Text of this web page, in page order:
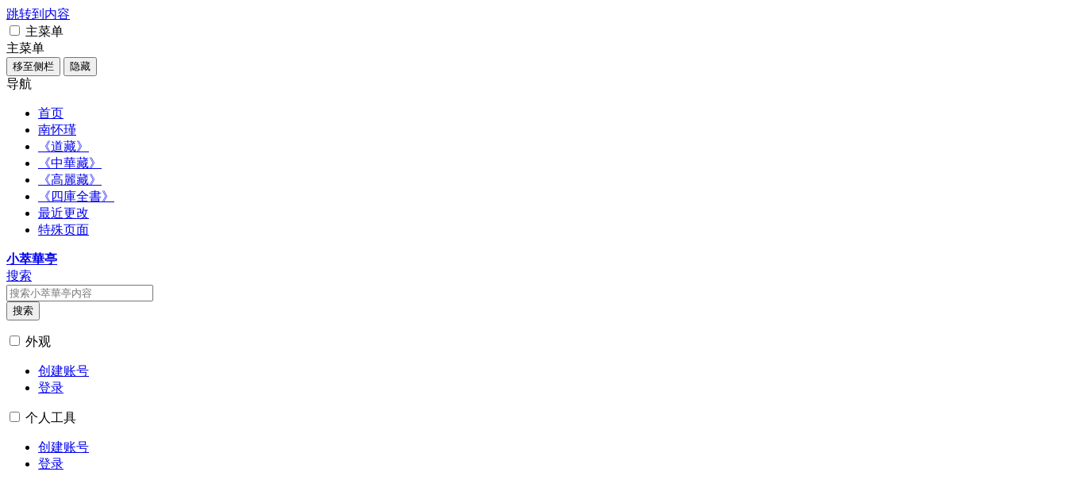
跳转到内容
主菜单
主菜单
移至侧栏 隐藏
导航
首页
南怀瑾
《道藏》
《中華藏》
《高麗藏》
《四庫全書》
最近更改
特殊页面
小萃華亭
搜索
搜索
外观
创建账号
登录
个人工具
创建账号
登录